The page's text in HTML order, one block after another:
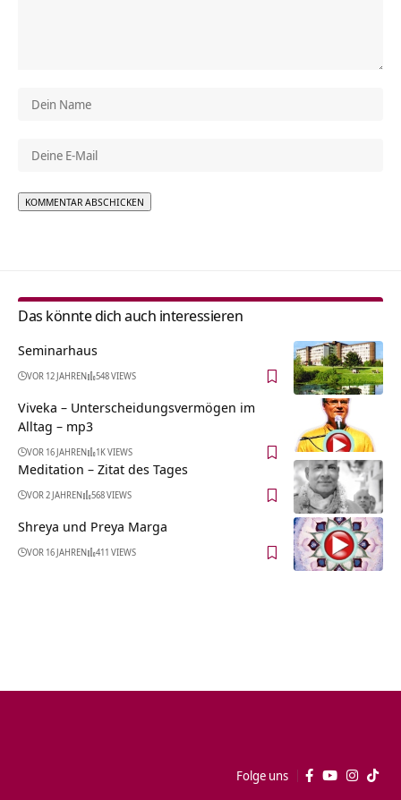
Das könnte dich auch interessieren
Seminarhaus
VOR 12 JAHREN 548 VIEWS
Viveka – Unterscheidungsvermögen im
Alltag – mp3
VOR 16 JAHREN 1K VIEWS
Meditation – Zitat des Tages
VOR 2 JAHREN 568 VIEWS
Shreya und Preya Marga
VOR 16 JAHREN 411 VIEWS
Folge uns